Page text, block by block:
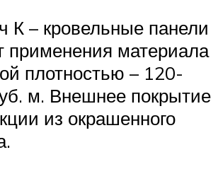
К – кровельные панели
применения материала
плотностью – 120-
м. Внешнее покрытие
из окрашенного